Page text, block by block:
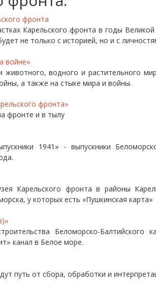
фронта
Карельского фронта в годы
не только с историей, но и с
войне»
животного, водного и растительного
а также на стыке мира и войны.
фронта»
фронте и в тылу
1941» - выпускники
Карельского фронта в районы
у которых есть «Пушкинская карта»
Беломорско-
канал в Белое море.
путь от сбора, обработки и